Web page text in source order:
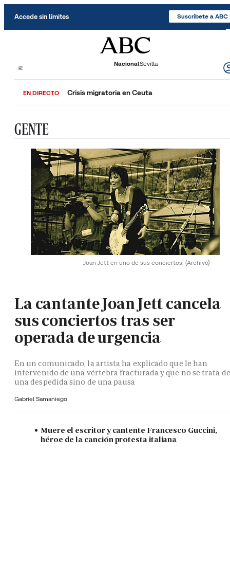
Accede sin límites Suscríbete a ABC
NacionalSevilla
EN DIRECTO Crisis migratoria en Ceuta
GENTE
Joan Jett en uno de sus conciertos. (Archivo)
La cantante Joan Jett cancela
sus conciertos tras ser
operada de urgencia
En un comunicado, la artista ha explicado que le han
intervenido de una vértebra fracturada y que no se trata de
una despedida sino de una pausa
Gabriel Samaniego
Muere el escritor y cantente Francesco Guccini,
héroe de la canción protesta italiana